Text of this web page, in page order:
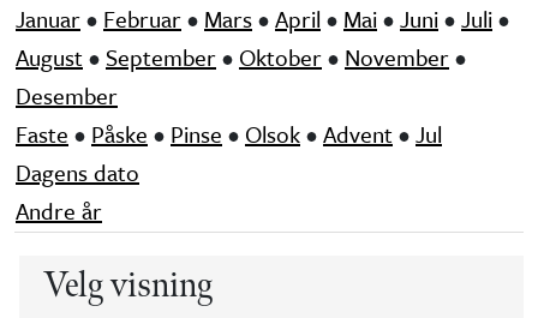
Januar• Februar• Mars•April • Mai•Juni•Juli•
August• September• Oktober• November•
Desember
Faste • Påske • Pinse • Olsok•Advent•Jul
Dagens dato
Andre år
Velg visning